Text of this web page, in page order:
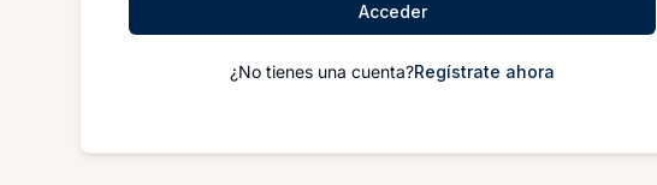
Acceder
¿No tienes una cuenta?Regístrate ahora